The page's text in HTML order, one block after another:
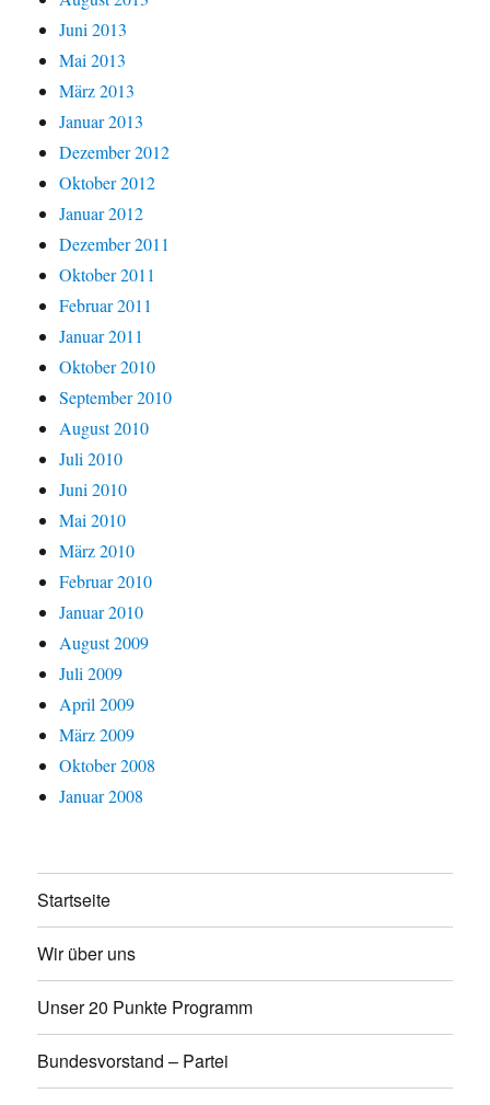
Juni 2013
Mai 2013
März 2013
Januar 2013
Dezember 2012
Oktober 2012
Januar 2012
Dezember 2011
Oktober 2011
Februar 2011
Januar 2011
Oktober 2010
September 2010
August 2010
Juli 2010
Juni 2010
Mai 2010
März 2010
Februar 2010
Januar 2010
August 2009
Juli 2009
April 2009
März 2009
Oktober 2008
Januar 2008
Startseite
Wir über uns
Unser 20 Punkte Programm
Bundesvorstand – Partei